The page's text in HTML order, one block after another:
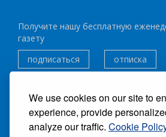
We use cookies on our site to
experience, provide
analyze our traffic. Cookie
Получите нашу бесплатную
газету
подписаться
отписка
Следуйте за нами:
ВСЕ ПРАВА ЗАЩИЩЕНЫ